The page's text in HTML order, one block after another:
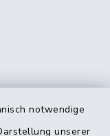
notwendige
unserer